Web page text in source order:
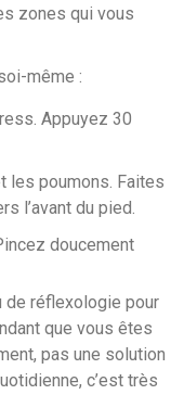
zones qui vous
même :
Appuyez 30
les poumons. Faites
l’avant du pied.
doucement
de réflexologie pour
que vous êtes
pas une solution
c’est très